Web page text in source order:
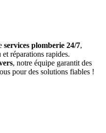
services plomberie 24/7,
et réparations rapides.
, notre équipe garantit des
pour des solutions fiables !